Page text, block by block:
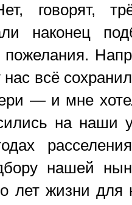
говорят,
наконец
нас всё
— и мне
на наши
нашей
лет жизни